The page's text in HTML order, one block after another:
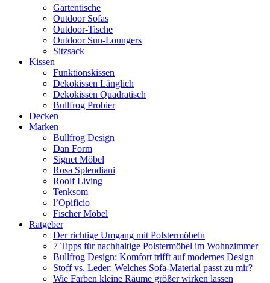
Gartentische
Outdoor Sofas
Outdoor-Tische
Outdoor Sun-Loungers
Sitzsack
Kissen
Funktionskissen
Dekokissen Länglich
Dekokissen Quadratisch
Bullfrog Probier
Decken
Marken
Bullfrog Design
Dan Form
Signet Möbel
Rosa Splendiani
Roolf Living
Tenksom
l’Opificio
Fischer Möbel
Ratgeber
Der richtige Umgang mit Polstermöbeln
7 Tipps für nachhaltige Polstermöbel im Wohnzimmer
Bullfrog Design: Komfort trifft auf modernes Design
Stoff vs. Leder: Welches Sofa-Material passt zu mir?
Wie Farben kleine Räume größer wirken lassen